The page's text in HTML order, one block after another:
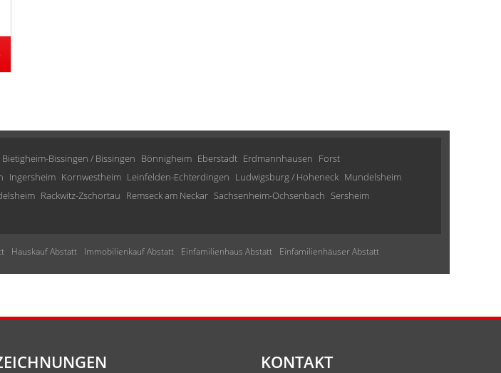
Bietigheim-Bissingen / Bissingen Bönnigheim Eberstadt Erdmannhausen Forst
Ingersheim Kornwestheim Leinfelden-Echterdingen Ludwigsburg / Hoheneck Mundelsheim
Rackwitz-Zschortau Remseck am Neckar Sachsenheim-Ochsenbach Sersheim
Hauskauf Abstatt Immobilienkauf Abstatt Einfamilienhaus Abstatt Einfamilienhäuser Abstatt
KONTAKT